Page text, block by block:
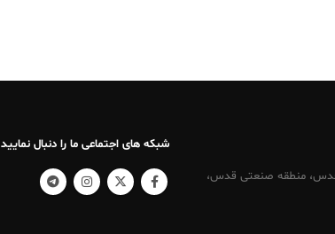
به شهرقدس، منطقه صنعتی قدس،
شبکه های اجتماعی ما را دنبال نمایید